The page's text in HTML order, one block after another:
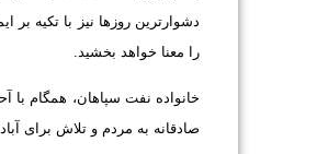
دشوارترین روزها نیز با تکیه
را معنا خواهد بخشید.
خانواده نفت سپاهان، همگام با
صادقانه به مردم و تلاش برای